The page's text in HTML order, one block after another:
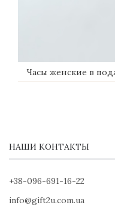
Часы женские в
НАШИ КОНТАКТЫ
+38-096-691-16-22
info@gift2u.com.ua